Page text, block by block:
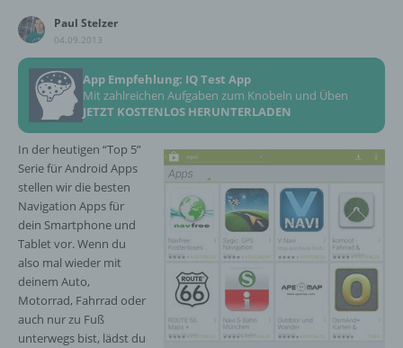
Paul Stelzer
04.09.2013
App Empfehlung: IQ Test App
Mit zahlreichen Aufgaben zum Knobeln und Üben
JETZT KOSTENLOS HERUNTERLADEN
In der heutigen “Top 5”
Serie für Android Apps
stellen wir die besten
Navigation Apps für
dein Smartphone und
Tablet vor. Wenn du
also mal wieder mit
deinem Auto,
Motorrad, Fahrrad oder
auch nur zu Fuß
unterwegs bist, lädst du